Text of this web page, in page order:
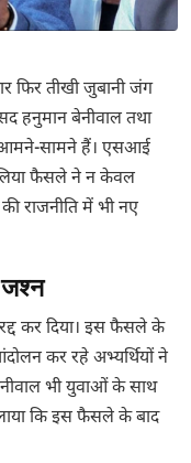
फिर तीखी जुबानी जंग
हनुमान बेनीवाल तथा
आमने-सामने हैं। एसआई
फैसले ने न केवल
राजनीति में भी नए
जश्न
कर दिया। इस फैसले के
कर रहे अभ्यर्थियों ने
भी युवाओं के साथ
कि इस फैसले के बाद